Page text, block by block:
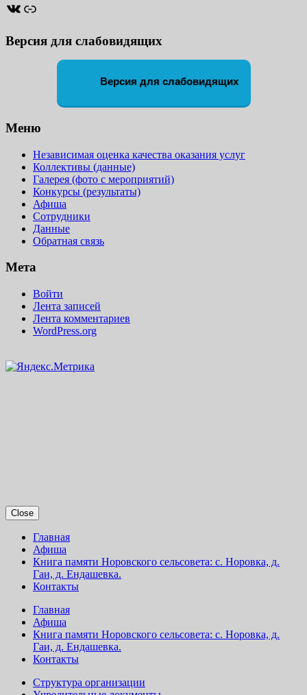
ВКонтакте
Ссылка
Версия для слабовидящих
Версия для слабовидящих
Меню
Независимая оценка качества оказания услуг
Коллективы (данные)
Галерея (фото с мероприятий)
Конкурсы (результаты)
Афиша
Сотрудники
Данные
Обратная связь
Мета
Войти
Лента записей
Лента комментариев
WordPress.org
Close
Главная
Афиша
Книга памяти Норовского сельсовета: с. Норовка, д.
Гаи, д. Ендашевка.
Контакты
Главная
Афиша
Книга памяти Норовского сельсовета: с. Норовка, д.
Гаи, д. Ендашевка.
Контакты
Структура организации